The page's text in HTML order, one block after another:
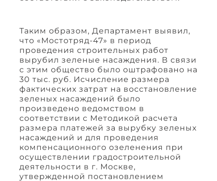
Таким образом, Департамент выявил,
что «Мостотряд-47» в период
проведения строительных работ
вырубил зеленые насаждения. В связи
с этим общество было оштрафовано на
30 тыс. руб. Исчисление размера
фактических затрат на восстановление
зеленых насаждений было
произведено ведомством в
соответствии с Методикой расчета
размера платежей за вырубку зеленых
насаждений и для проведения
компенсационного озеленения при
осуществлении градостроительной
деятельности в г. Москве,
утвержденной постановлением